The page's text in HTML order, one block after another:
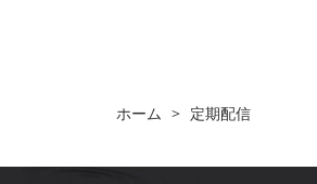
ホーム > 定期配信